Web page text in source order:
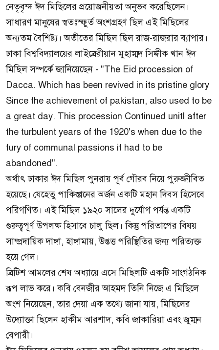
নেতৃবৃন্দ ঈদ মিছিলের প্রয়োজনীয়তা অনুভব করেছিলেন।
সাধারণ মানুষের স্বতঃস্ফুর্ত অংশগ্রহণ ছিল এই মিছিলের
অন্যতম বৈশিষ্ট্য। অতীতের মিছিল ছিল রাজ-রাজরার ব্যাপার।
ঢাকা বিশ্ববিদ্যালয়ের লাইব্রেরীয়ান মুহাম্মদ সিদ্দীক খান ঈদ
মিছিল সম্পর্কে জানিয়েছেন - "The Eid procession of
Dacca. Which has been revived in its pristine glory
Since the achievement of pakistan, also used to be
a great day. This procession Continued unitl after
the turbulent years of the 1920's when due to the
fury of communal passions it had to be
abandoned".
অর্থাৎ ঢাকার ঈদ মিছিল পুনরায় পূর্ব গৌরব নিয়ে পুরুজ্জীবিত
হয়েছে। যেহেতু পাকিস্তানের অর্জন একটি মহান দিবস হিসেবে
পরিগণিত। এই মিছিল ১৯২০ সালের দুর্যোগ পর্যন্ত একটি
গুরুত্বপূর্ণ উপলক্ষ হিসাবে চালু ছিল। কিন্তু পরিতাপের বিষয়
সাম্প্রদায়িক দাঙ্গা, হাঙ্গামায়, উপ্তত্ত পরিস্থিতির জন্য পরিত্যক্ত
হয়ে গেল।
ব্রিটিশ আমলের শেষ অধ্যায়ে এসে মিছিলটি একটি সাংগঠনিক
রূপ লাভ করে। কবি বেনজীর আহমদ তিনি নিজে এ মিছিলে
অংশ নিয়েছেন, তার দেয়া এক তথ্যে জানা যায়, মিছিলের
উদ্যোক্তা ছিলেন হাকীম আরশাদ, কবি জাকারিয়া এবং জুম্মন
বেপারী।